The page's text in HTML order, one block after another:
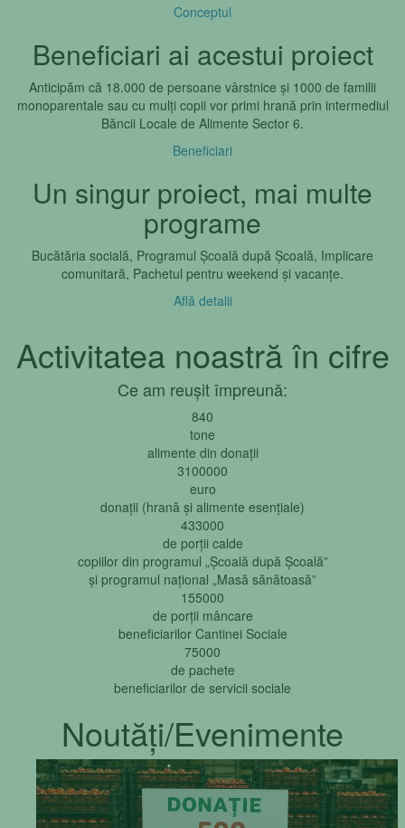
Conceptul
Beneficiari ai acestui proiect
Anticipăm că 18.000 de persoane vârstnice și 1000 de familii
monoparentale sau cu mulți copii vor primi hrană prin intermediul
Băncii Locale de Alimente Sector 6.
Beneficiari
Un singur proiect, mai multe
programe
Bucătăria socială, Programul Școală după Școală, Implicare
comunitară, Pachetul pentru weekend și vacanțe.
Află detalii
Activitatea noastră în cifre
Ce am reușit împreună:
840
tone
alimente din donații
3100000
euro
donații (hrană și alimente esențiale)
433000
de porții calde
copiilor din programul „Școală după Școală”
și programul național „Masă sănătoasă”
155000
de porții mâncare
beneficiarilor Cantinei Sociale
75000
de pachete
beneficiarilor de servicii sociale
Noutăţi/Evenimente